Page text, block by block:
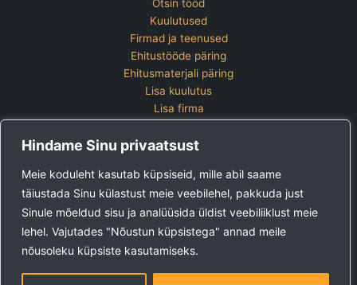
Hindame Sinu privaatsust
Meie koduleht kasutab küpsiseid, mille abil saame
täiustada Sinu külastust meie veebilehel, pakkuda just
Sinule mõeldud sisu ja analüüsida üldist veebiliiklust meie
lehel. Vajutades "Nõustun küpsistega" annad meile
nõusoleku küpsiste kasutamiseks.
Otsin tööd
Kuulutused
Firmad ja teenused
Ehitustööde päring
Ehitusmaterjali päring
Lisa kuulutus
Lisa firma
Kontakt
Lisa kuulutus
Vaata ettevõtete pakette
Ehitus24 OÜ
Tel:+372 5123 867 (E-R 9-15)
E-post: kuulutused@ehitus24.ee
Copyright © 2026 Ehitus24